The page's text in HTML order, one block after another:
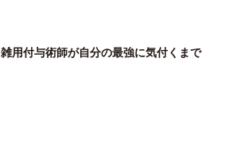
雑用付与術師が自分の最強に気付くまで